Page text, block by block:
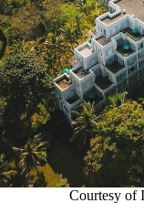
Courtesy of